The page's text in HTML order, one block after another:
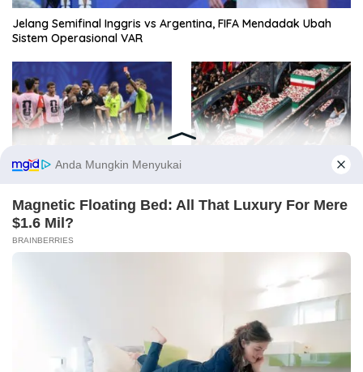
Jelang Semifinal Inggris vs Argentina, FIFA Mendadak Ubah
Sistem Operasional VAR
Mesir “Disingkirkan” Wasit
Dubes RI Tak Diizinkan Masuk
Selengkapnya